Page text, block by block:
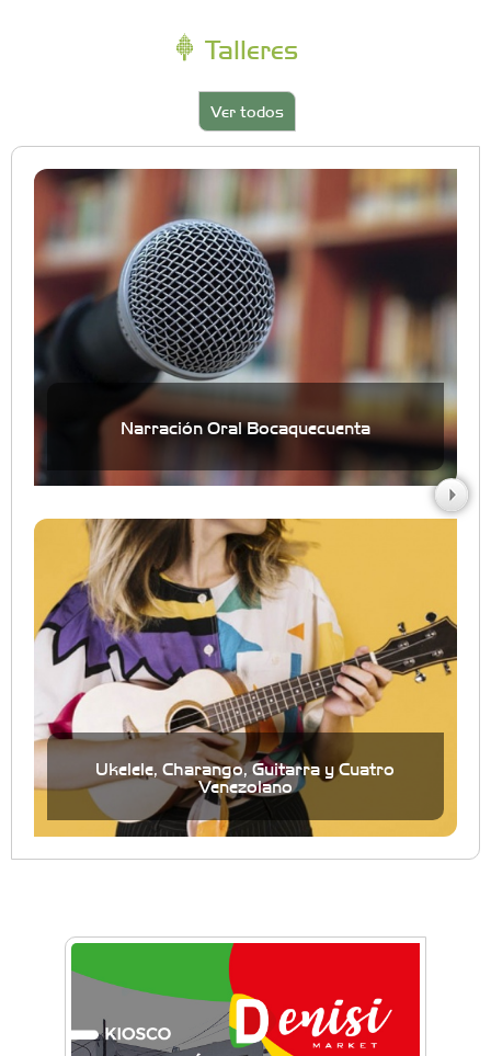
Talleres
Ver todos
Narración Oral Bocaquecuenta
Ukelele, Charango, Guitarra y Cuatro
Venezolano